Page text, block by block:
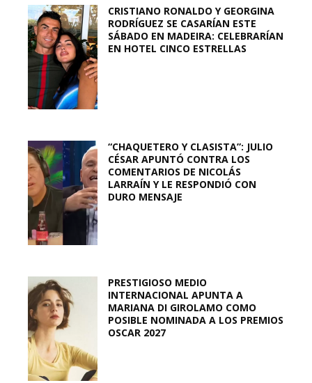
CRISTIANO RONALDO Y GEORGINA
RODRÍGUEZ SE CASARÍAN ESTE
SÁBADO EN MADEIRA: CELEBRARÍAN
EN HOTEL CINCO ESTRELLAS
“CHAQUETERO Y CLASISTA”: JULIO
CÉSAR APUNTÓ CONTRA LOS
COMENTARIOS DE NICOLÁS
LARRAÍN Y LE RESPONDIÓ CON
DURO MENSAJE
PRESTIGIOSO MEDIO
INTERNACIONAL APUNTA A
MARIANA DI GIROLAMO COMO
POSIBLE NOMINADA A LOS PREMIOS
OSCAR 2027